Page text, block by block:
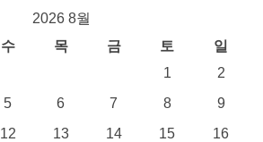
2026 8월
수 목 금 토
일
1
2
5 6 7 8
9
12 13 14 15
16